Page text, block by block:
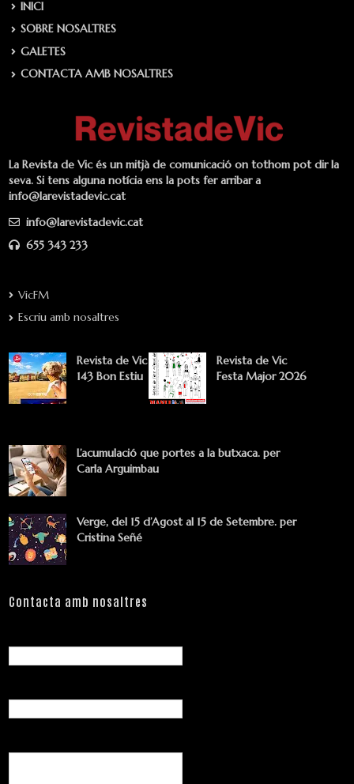
INICI
SOBRE NOSALTRES
GALETES
CONTACTA AMB NOSALTRES
La Revista de Vic és un mitjà de comunicació on tothom pot dir la
seva. Si tens alguna notícia ens la pots fer arribar a
info@larevistadevic.cat
info@larevistadevic.cat
655 343 233
VicFM
Escriu amb nosaltres
Revista de Vic
143 Bon Estiu
Revista de Vic
Festa Major 2026
L’acumulació que portes a la butxaca. per
Carla Arguimbau
Verge, del 15 d’Agost al 15 de Setembre. per
Cristina Señé
Contacta amb nosaltres